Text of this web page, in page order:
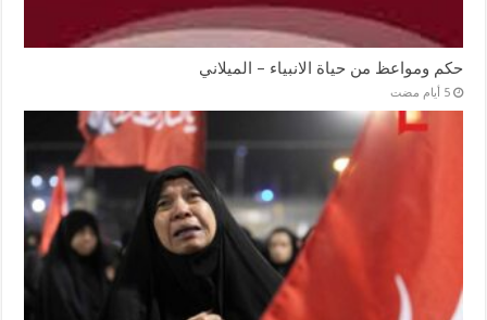
حكم ومواعظ من حياة الانبياء – الميلاني
‏5 أيام مضت